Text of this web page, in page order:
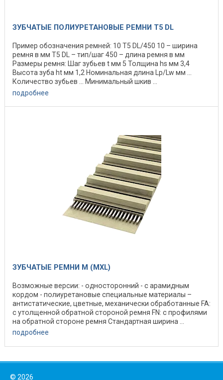
ЗУБЧАТЫЕ ПОЛИУРЕТАНОВЫЕ РЕМНИ T5 DL
Пример обозначения ремней: 10 Т5 DL/450 10 – ширина
ремня в мм Т5 DL – тип/шаг 450 – длина ремня в мм
Размеры ремня: Шаг зубьев t мм 5 Толщина hs мм 3,4
Высота зуба ht мм 1,2 Номинальная длина Lp/Lw мм ...
Количество зубьев ... Минимальный шкив ...
подробнее
ЗУБЧАТЫЕ РЕМНИ M (MXL)
Возможные версии: - односторонний - с арамидным
кордом - полиуретановые специальные материалы –
антистатические, цветные, механически обработанные FA:
с утолщенной обратной стороной ремня FN: с профилями
на обратной стороне ремня Стандартная ширина ...
подробнее
© 2026